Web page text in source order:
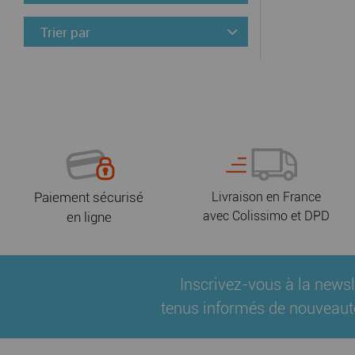
Trier par
Paiement sécurisé
en ligne
Livraison en France
avec Colissimo et DPD
Inscrivez-vous à la
tenus informés de